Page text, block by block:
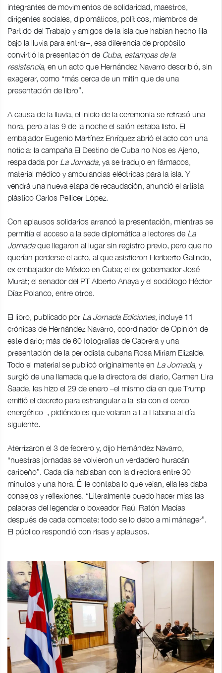
integrantes de movimientos de solidaridad, maestros,
dirigentes sociales, diplomáticos, políticos, miembros del
Partido del Trabajo y amigos de la isla que habían hecho fila
bajo la lluvia para entrar–, esa diferencia de propósito
convirtió la presentación de Cuba, estampas de la
resistencia, en un acto que Hernández Navarro describió, sin
exagerar, como “más cerca de un mitin que de una
presentación de libro”.
A causa de la lluvia, el inicio de la ceremonia se retrasó una
hora, pero a las 9 de la noche el salón estaba listo. El
embajador Eugenio Martínez Enríquez abrió el acto con una
noticia: la campaña El Destino de Cuba no Nos es Ajeno,
respaldada por La Jornada, ya se tradujo en fármacos,
material médico y ambulancias eléctricas para la isla. Y
vendrá una nueva etapa de recaudación, anunció el artista
plástico Carlos Pellicer López.
Con aplausos solidarios arrancó la presentación, mientras se
permitía el acceso a la sede diplomática a lectores de La
Jornadaque llegaron al lugar sin registro previo, pero que no
querían perderse el acto, al que asistieron Heriberto Galindo,
ex embajador de México en Cuba; el ex gobernador José
Murat; el senador del PT Alberto Anaya y el sociólogo Héctor
Díaz Polanco, entre otros.
El libro, publicado por La Jornada Ediciones, incluye 11
crónicas de Hernández Navarro, coordinador de Opinión de
este diario; más de 60 fotografías de Cabrera y una
presentación de la periodista cubana Rosa Miriam Elizalde.
Todo el material se publicó originalmente en La Jornada, y
surgió de una llamada que la directora del diario, Carmen Lira
Saade, les hizo el 29 de enero –el mismo día en que Trump
emitió el decreto para estrangular a la isla con el cerco
energético–, pidiéndoles que volaran a La Habana al día
siguiente.
Aterrizaron el 3 de febrero y, dijo Hernández Navarro,
“nuestras jornadas se volvieron un verdadero huracán
caribeño”. Cada día hablaban con la directora entre 30
minutos y una hora. Él le contaba lo que veían, ella les daba
consejos y reflexiones. “Literalmente puedo hacer mías las
palabras del legendario boxeador Raúl Ratón Macías
después de cada combate: todo se lo debo a mi mánager”.
El público respondió con risas y aplausos.